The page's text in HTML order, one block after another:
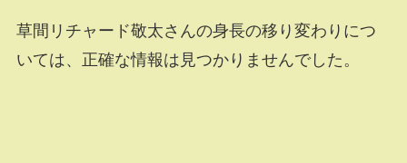
草間リチャード敬太さんの身長の移り変わりにつ
いては、正確な情報は見つかりませんでした。